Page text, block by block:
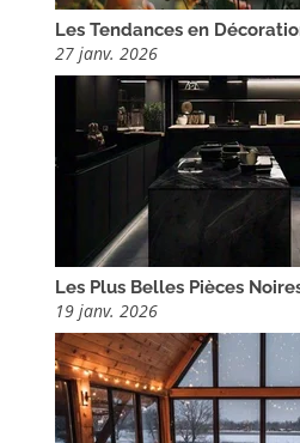
Les Tendances en
27 janv. 2026
Les Plus Belles Pièces
19 janv. 2026